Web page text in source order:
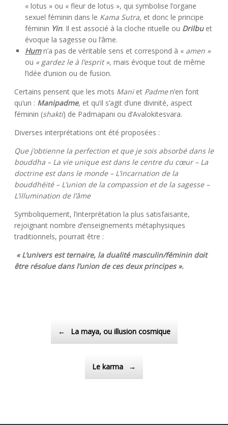
« lotus » ou « fleur de lotus », qui symbolise l’organe
sexuel féminin dans le Kama Sutra, et donc le principe
féminin Yin. Il est associé à la cloche rituelle ou Drilbu et
évoque la sagesse ou l’âme.
Humn’a pas de véritable sens et correspond à « amen »
ou « gardez le à l’esprit », mais évoque tout de même
l’idée d’union ou de fusion.
Certains pensent que les mots Maniet Padmen’en font
qu’un : Manipadme, et qu’il s’agit d’une divinité, aspect
féminin (shakti) de Padmapani ou d’Avalokitesvara.
Diverses interprétations ont été proposées :
Que j’obtienne la perfection et que je sois absorbé dans le
bouddha – La vie unique est dans le centre du cœur – La
doctrine est dans le monde – L’incarnation de la
bouddhéité – L’union de la compassion et de la sagesse –
L’illumination de l’âme
Symboliquement, l’interprétation la plus satisfaisante,
rejoignant nombre d’enseignements métaphysiques
traditionnels, pourrait être :
« L’univers est ternaire, la dualité masculin/féminin doit
être résolue dans l’union de ces deux principes ».
← La maya, ou illusion cosmique
Le karma →